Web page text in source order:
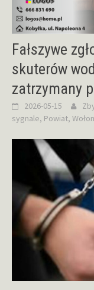
Fałszywe
skuterów
zatrzymany
2026-05-15
sygnale, Powiat,